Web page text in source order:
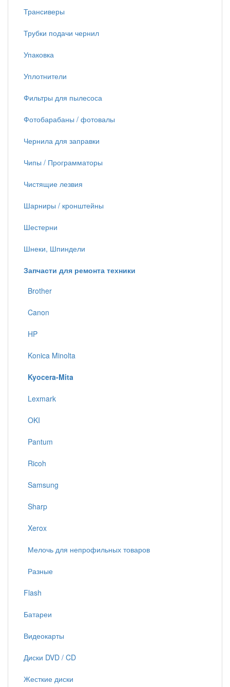
Трансиверы
Трубки подачи чернил
Упаковка
Уплотнители
Фильтры для пылесоса
Фотобарабаны / фотовалы
Чернила для заправки
Чипы / Программаторы
Чистящие лезвия
Шарниры / кронштейны
Шестерни
Шнеки, Шпиндели
Запчасти для ремонта техники
Brother
Canon
HP
Konica Minolta
Kyocera-Mita
Lexmark
OKI
Pantum
Ricoh
Samsung
Sharp
Xerox
Мелочь для непрофильных товаров
Разные
Flash
Батареи
Видеокарты
Диски DVD / CD
Жесткие диски